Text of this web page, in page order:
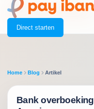
Direct starten
Home Blog Artikel
Bank